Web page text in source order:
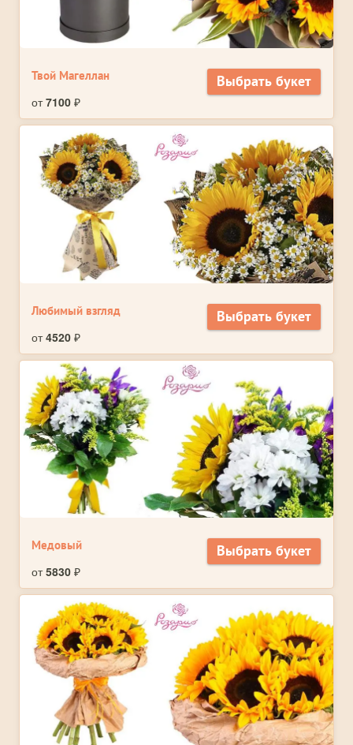
Твой Магеллан
от7100 ₽
Выбрать букет
Любимый взгляд
от4520 ₽
Выбрать букет
Медовый
от5830 ₽
Выбрать букет